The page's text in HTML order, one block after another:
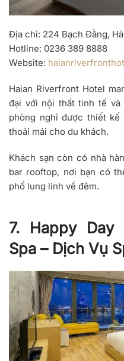
Địa chỉ: 224 Bạch Đằng,
Hotline: 0236 389 8888
Website:
Haian Riverfront Hotel
đại với nội thất tinh tế và
phòng nghỉ được thiết kế
thoải mái cho du khách.
Khách sạn còn có nhà
bar rooftop, nơi bạn có
phố lung linh về đêm.
7. Happy Day
Spa – Dịch Vụ